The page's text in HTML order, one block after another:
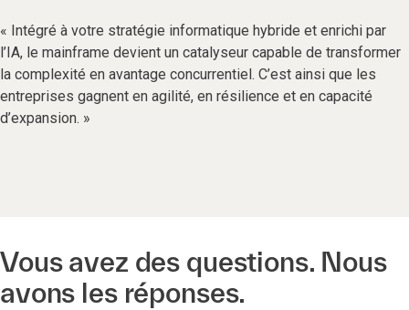
« Intégré à votre stratégie informatique hybride et enrichi par
l’IA, le mainframe devient un catalyseur capable de transformer
la complexité en avantage concurrentiel. C’est ainsi que les
entreprises gagnent en agilité, en résilience et en capacité
d’expansion. »
Vous avez des questions. Nous
avons les réponses.